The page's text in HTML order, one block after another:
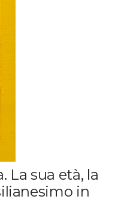
La sua età, la
in